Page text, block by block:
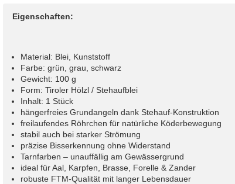
Eigenschaften:
Material: Blei, Kunststoff
Farbe: grün, grau, schwarz
Gewicht: 100 g
Form: Tiroler Hölzl / Stehaufblei
Inhalt: 1 Stück
hängerfreies Grundangeln dank Stehauf-Konstruktion
freilaufendes Röhrchen für natürliche Köderbewegung
stabil auch bei starker Strömung
präzise Bisserkennung ohne Widerstand
Tarnfarben – unauffällig am Gewässergrund
ideal für Aal, Karpfen, Brasse, Forelle & Zander
robuste FTM-Qualität mit langer Lebensdauer